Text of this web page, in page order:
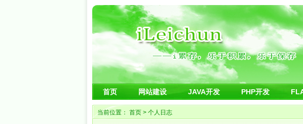
首页 网站建设 JAVA开发 PHP开发
当前位置： 首页 > 个人日志